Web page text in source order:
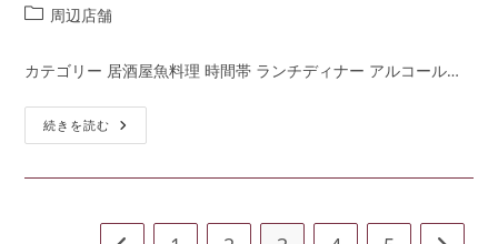
周辺店舗
カテゴリー 居酒屋魚料理 時間帯 ランチディナー アルコール…
続きを読む